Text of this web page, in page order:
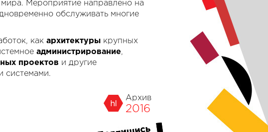
Мероприятие направлено на
обслуживать многие
как архитектуры крупных
администрирование,
проектов и другие
системами.
Архив
2016